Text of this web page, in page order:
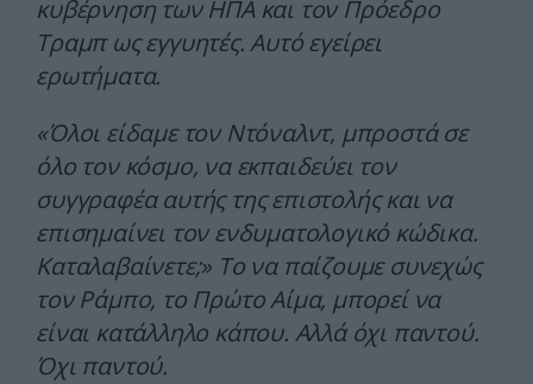
κυβέρνηση των ΗΠΑ και τον Πρόεδρο
Τραμπ ως εγγυητές. Αυτό εγείρει
ερωτήματα.
«Όλοι είδαμε τον Ντόναλντ, μπροστά σε
όλο τον κόσμο, να εκπαιδεύει τον
συγγραφέα αυτής της επιστολής και να
επισημαίνει τον ενδυματολογικό κώδικα.
Καταλαβαίνετε;» Το να παίζουμε συνεχώς
τον Ράμπο, το Πρώτο Αίμα, μπορεί να
είναι κατάλληλο κάπου. Αλλά όχι παντού.
Όχι παντού.